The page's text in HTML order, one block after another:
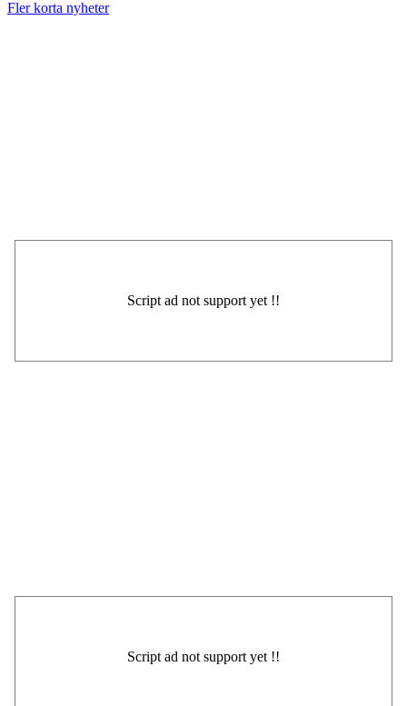
Fler korta nyheter